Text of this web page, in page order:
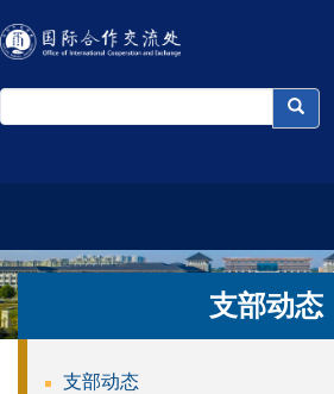
支部动态
支部动态